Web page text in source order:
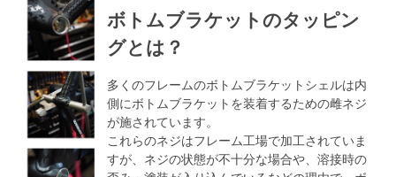
ボトムブラケットのタッピン
グとは？
多くのフレームのボトムブラケットシェルは内
側にボトムブラケットを装着するための雌ネジ
が施されています。
これらのネジはフレーム工場で加工されていま
すが、ネジの状態が不十分な場合や、溶接時の